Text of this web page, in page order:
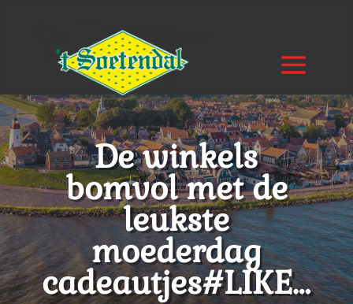
De winkels
bomvol met de
leukste
moederdag
cadeautjes#LIKE…